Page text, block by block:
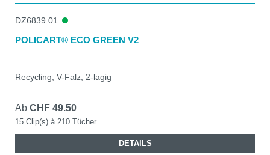
DZ6839.01
POLICART® ECO GREEN V2
Recycling, V-Falz, 2-lagig
Ab CHF 49.50
15 Clip(s) à 210 Tücher
DETAILS